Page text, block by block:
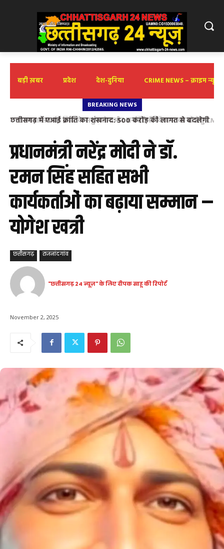
बड़ी ख़बर प्रदेश देश-दुनिया CRIME NEWS – क्राइम न्यूज़
BREAKING NEWS
राज्य शासन की निधि के सदुपयोग और जनहितैषी विकास कार्यों हेतु CMO
औचित्यहीन कार्यों को निरस्त कर नए प्रस्ताव भेजने की उठाई मांग
प्रधानमंत्री नरेंद्र मोदी ने डॉ.
रमन सिंह सहित सभी
कार्यकर्ताओं का बढ़ाया सम्मान –
योगेश खत्री
छत्तीसगढ़ राजनांदगांव
"छत्तीसगढ़ 24 न्यूज़" के लिए दीपक साहू की रिपोर्ट
November 2, 2025